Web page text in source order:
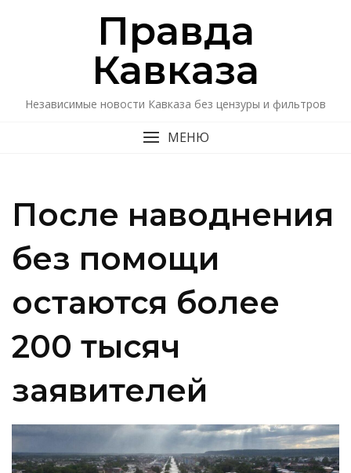
Правда
Кавказa
Независимые новости Кавказа без цензуры и фильтров
МЕНЮ
После наводнения
без помощи
остаются более
200 тысяч
заявителей